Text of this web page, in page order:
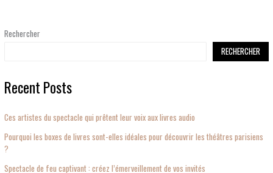
Rechercher
RECHERCHER
Recent Posts
Ces artistes du spectacle qui prêtent leur voix aux livres audio
Pourquoi les boxes de livres sont-elles idéales pour découvrir les théâtres parisiens
?
Spectacle de feu captivant : créez l’émerveillement de vos invités